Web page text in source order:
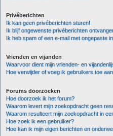
Privéberichten
Ik kan geen privéberichten sturen!
Ik blijf ongewenste privéberichten
Ik heb spam of een e-mail met ongepaste
Vrienden en vijanden
Waarvoor dient mijn vrienden- en
Hoe verwijder of voeg ik gebruikers toe
Forums doorzoeken
Hoe doorzoek ik het forum?
Waarom levert mijn zoekopdracht geen
Waarom resulteert mijn zoekopdracht in
Hoe zoek ik een gebruiker?
Hoe kan ik mijn eigen berichten en